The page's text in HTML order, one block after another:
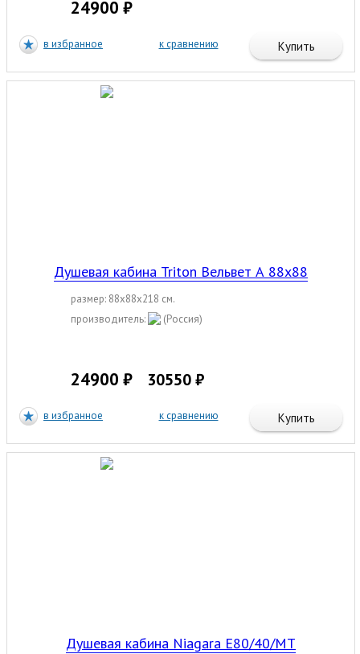
24900 ₽
в избранное к сравнению Купить
Душевая кабина Triton Вельвет А 88х88
размер: 88x88x218 см.
производитель:
(Россия)
24900 ₽ 30550 ₽
в избранное к сравнению Купить
Душевая кабина Niagara E80/40/MT